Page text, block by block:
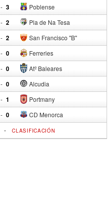
- Poblense
3
- Pla de Na Tesa
2
- San Francisco "B"
2
- Ferreries
0
- Atº Baleares
0
- Alcudia
0
- Portmany
1
- CD Menorca
0
-CLASIFICACIÓN